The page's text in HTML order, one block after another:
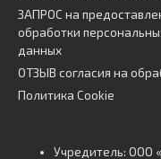
ЗАПРОС на
обработки
данных
ОТЗЫВ согласия на
Политика Cookie
Учредитель: ООО